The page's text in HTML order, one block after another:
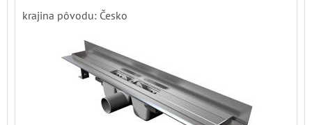
krajina pôvodu: Česko